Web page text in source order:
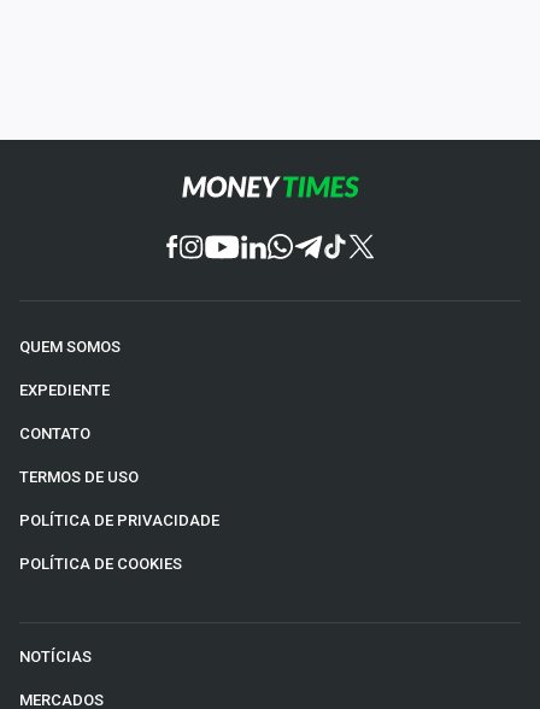
QUEM SOMOS
EXPEDIENTE
CONTATO
TERMOS DE USO
POLÍTICA DE PRIVACIDADE
POLÍTICA DE COOKIES
NOTÍCIAS
MERCADOS